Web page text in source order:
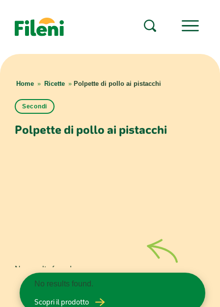
Home » Ricette » Polpette di pollo ai pistacchi
Secondi
Polpette di pollo ai pistacchi
No results found.
No results found.
Scopri il prodotto